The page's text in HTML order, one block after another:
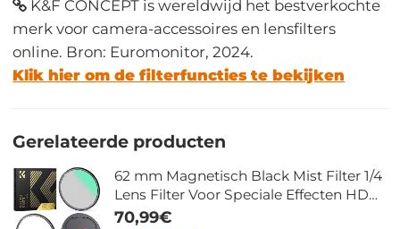
K&F CONCEPT is wereldwijd het bestverkochte
merk voor camera-accessoires en lensfilters
online. Bron: Euromonitor, 2024.
Klik hier om de filterfuncties te bekijken
Gerelateerde producten
62 mm Magnetisch Black Mist Filter 1/4
Lens Filter Voor Speciale Effecten HD
Meerlaags Gecoat Waterdicht /
70,99€